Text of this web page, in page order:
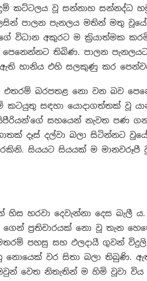
කට්ටලය වූ සන්නාහ සන්නද්ධ
පාලන පැනලය මතින් මතු
විධාන අකුරට ම ක්‍රියාත්මක
තිබිණ. පාලන පැනලයට
හානිය එහි සලකුණු කර
එතරම් බරපතළ නො වන බව
කටයුතු සඳහා යොදාගත්තක් වූ
සහයෙන් නැවත පණ
දෑස් දල්වා බලා සිටින්නට
සියයට සියයක් ම මානවරූපී
හරවා දෙවැන්නා දෙස බැලී
ප්‍රතිචාරයක් නො වූ තැන
පහසු සහ ඵලදායී ගුවන්
වර සිතා බලා තිබුණි.
වෙත නිතැතින් ම හිමි වූවා